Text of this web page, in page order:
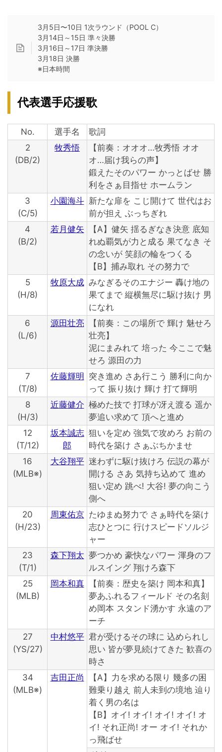
3月5日〜10日 1次ラウンド（POOL C）
3月14日～15日 準々決勝
3月16日～17日 準決勝
3月18日 決勝
※日本時間
代表選手応援歌
No. 選手名
歌詞
2
(DB/2)
牧秀悟
【前奏：オオオ…牧秀悟 オオ
オ…届け我らの声】
鍛えたそのパワー かっとばせ 勝
利をさぁ目指せ ホームラン
3
(C/5)
小園海斗 新たな扉を こじ開けて 世代はお
前が担え ぶっちぎれ
4
(B/2)
若月健矢
【A】健矢 揺るぎなき決意 底知
れぬ覇気が力と成る 果てなき そ
の念いが 笑顔の輪をつくる
【B】捕み取れ その努力で
5
(H/8)
牧原大成 みなぎるそのエナジー 轟け地の
果てまで 縦横無尽に駆け抜け 男
になれ
6
(L/6)
源田壮亮
【前奏：この場所で 輝け 魅せろ
壮亮】
泥にまみれて 培った 今ここで魅
せろ 源田の力
7
(T/8)
佐藤輝明 突き進め さあ行こう 勝利に向か
って 振り抜け 輝け 打て輝明
8
(H/3)
近藤健介 極めた技で 打球が冴え渡る 遥か
夢追い求めて 頂へと進め
12
(T/12)
坂本誠志
郎
狙いを定め 強気で攻めろ お前の
時代を築け さぁぶちかませ
16
(MLB※)
大谷翔平 迷わずに駆け抜けろ 伝説の幕が
開ける さあ 気持ち込めて 進め
狙い定め 跳べ! 大谷! 夢の向こう
側へ
20
(H/23)
周東佑京 たゆまぬ努力で さぁ時代を築け
志ひとつに 行けスピードソルジ
ャー
23
(T/1)
森下翔太 夢つかめ 豪快なパワー 渾身のフ
ルスイング 翔けろ森下
25
(MLB)
岡本和真
【前奏：歴史を築け 岡本和真】
夢あふれるフィールド その名刻
め岡本 スタンド湧かす 永遠のア
ーチ
27
(YS/27)
中村悠平 君が受けるその球に 込められし
思い 皆が夢見続けてきた 歓喜の
時さ
34
(MLB※)
吉田正尚
【A】力を求める限り 幾多の困
難乗り越え 前人未到の境地 辿り
着く男の名は
【B】オイ! オイ! オイ! オイ! オ
イ! それ正尚! オー オイ! それか
っ飛ばせ